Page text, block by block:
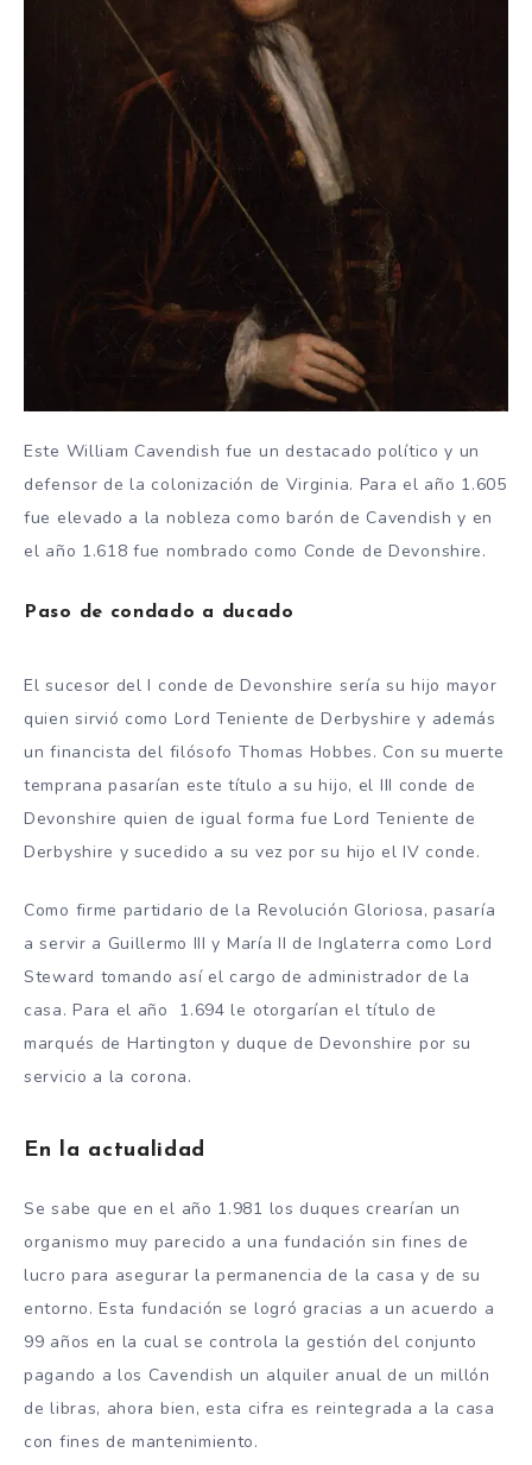
Este William Cavendish fue un destacado político y un
defensor de la colonización de Virginia. Para el año 1.605
fue elevado a la nobleza como barón de Cavendish y en
el año 1.618 fue nombrado como Conde de Devonshire.
Paso de condado a ducado
El sucesor del I conde de Devonshire sería su hijo mayor
quien sirvió como Lord Teniente de Derbyshire y además
un financista del filósofo Thomas Hobbes. Con su muerte
temprana pasarían este título a su hijo, el III conde de
Devonshire quien de igual forma fue Lord Teniente de
Derbyshire y sucedido a su vez por su hijo el IV conde.
Como firme partidario de la Revolución Gloriosa, pasaría
a servir a Guillermo III y María II de Inglaterra como Lord
Steward tomando así el cargo de administrador de la
casa. Para el año 1.694 le otorgarían el título de
marqués de Hartington y duque de Devonshire por su
servicio a la corona.
En la actualidad
Se sabe que en el año 1.981 los duques crearían un
organismo muy parecido a una fundación sin fines de
lucro para asegurar la permanencia de la casa y de su
entorno. Esta fundación se logró gracias a un acuerdo a
99 años en la cual se controla la gestión del conjunto
pagando a los Cavendish un alquiler anual de un millón
de libras, ahora bien, esta cifra es reintegrada a la casa
con fines de mantenimiento.